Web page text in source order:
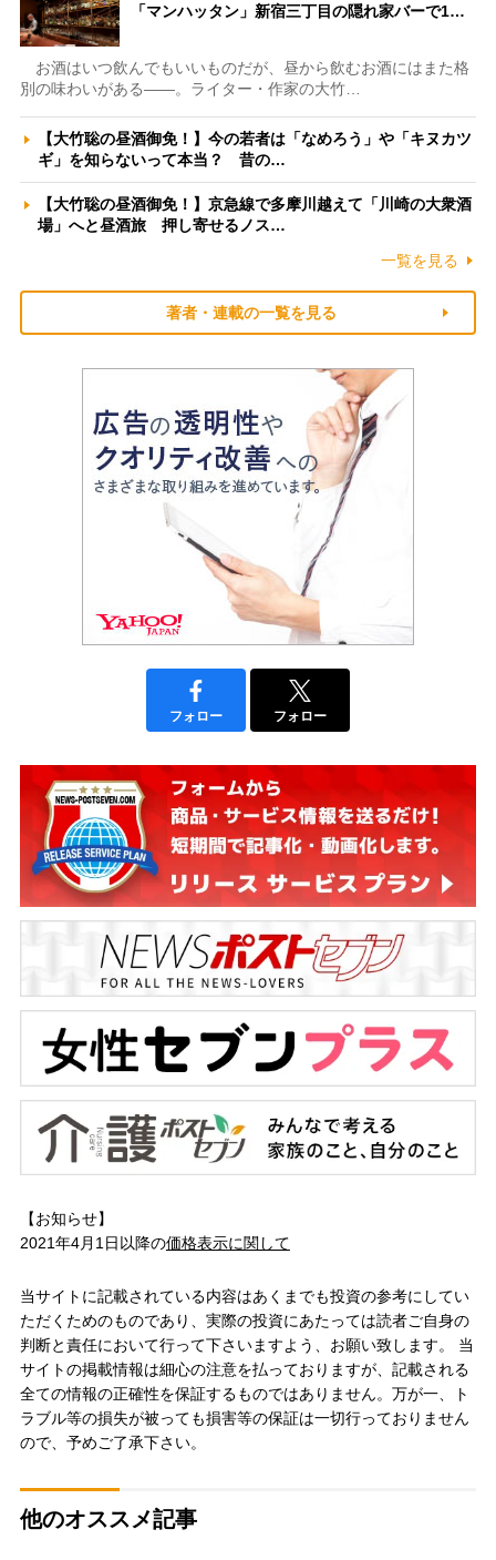
「マンハッタン」新宿三丁目の隠れ家バーで1…
お酒はいつ飲んでもいいものだが、昼から飲むお酒にはまた格
別の味わいがある――。ライター・作家の大竹…
【大竹聡の昼酒御免！】今の若者は「なめろう」や「キヌカツ
ギ」を知らないって本当？ 昔の…
【大竹聡の昼酒御免！】京急線で多摩川越えて「川崎の大衆酒
場」へと昼酒旅 押し寄せるノス…
一覧を見る
著者・連載の一覧を見る
フォロー フォロー
【お知らせ】
2021年4月1日以降の価格表示に関して
当サイトに記載されている内容はあくまでも投資の参考にしてい
ただくためのものであり、実際の投資にあたっては読者ご自身の
判断と責任において行って下さいますよう、お願い致します。 当
サイトの掲載情報は細心の注意を払っておりますが、記載される
全ての情報の正確性を保証するものではありません。万が一、ト
ラブル等の損失が被っても損害等の保証は一切行っておりません
ので、予めご了承下さい。
他のオススメ記事